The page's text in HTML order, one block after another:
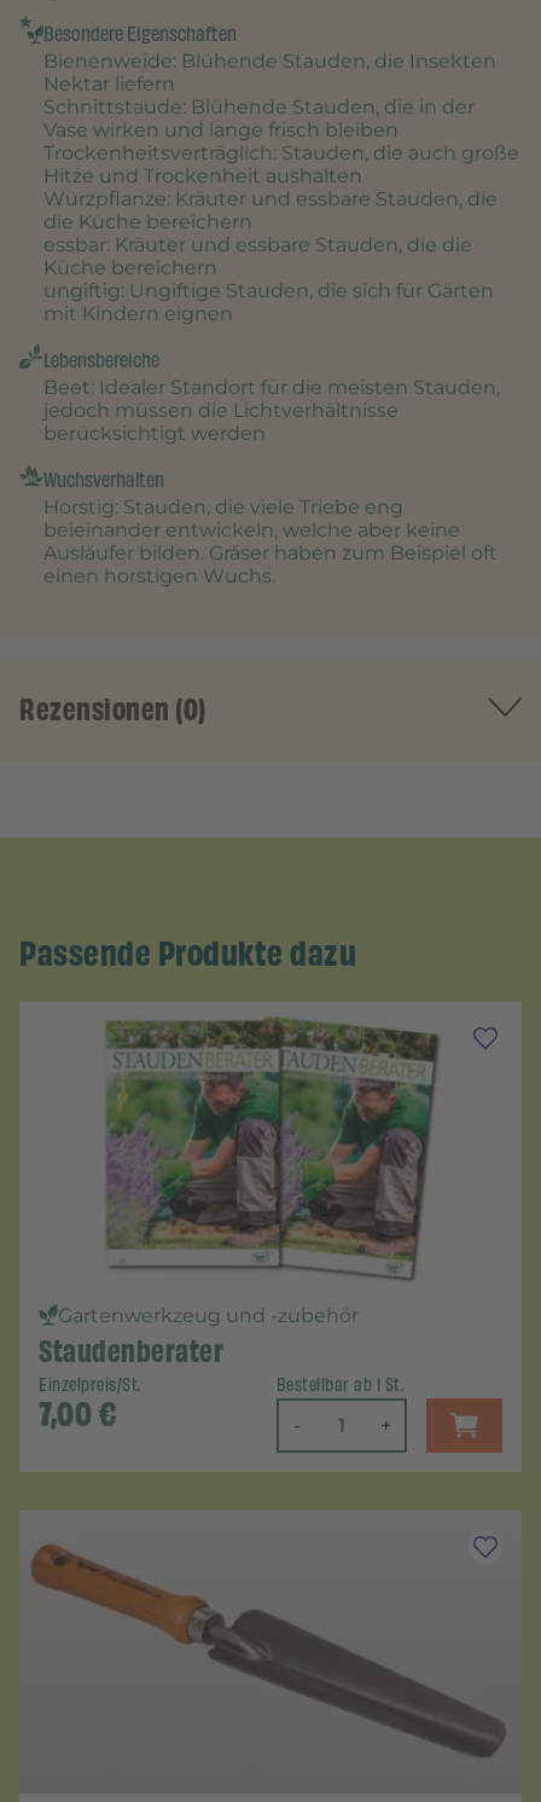
Besondere Eigenschaften
Bienenweide: Blühende Stauden, die Insekten
Nektar liefern
Schnittstaude: Blühende Stauden, die in der
Vase wirken und lange frisch bleiben
Trockenheitsverträglich: Stauden, die auch große
Hitze und Trockenheit aushalten
Würzpflanze: Kräuter und essbare Stauden, die
die Küche bereichern
essbar: Kräuter und essbare Stauden, die die
Küche bereichern
ungiftig: Ungiftige Stauden, die sich für Gärten
mit Kindern eignen
Lebensbereiche
Beet: Idealer Standort für die meisten Stauden,
jedoch müssen die Lichtverhältnisse
berücksichtigt werden
Wuchsverhalten
Horstig: Stauden, die viele Triebe eng
beieinander entwickeln, welche aber keine
Ausläufer bilden. Gräser haben zum Beispiel oft
einen horstigen Wuchs.
Rezensionen (0)
Passende Produkte dazu
Gartenwerkzeug und -zubehör
Staudenberater
Einzelpreis/St.
7,00€
Bestellbar ab 1 St.
- +